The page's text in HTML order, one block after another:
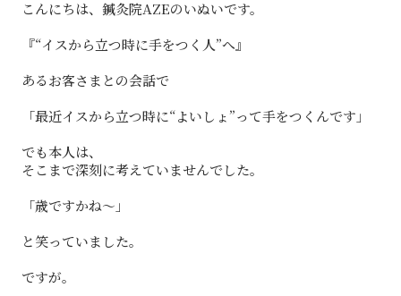
こんにちは、鍼灸院AZEのいぬいです。
『“イスから立つ時に手をつく人”へ』
あるお客さまとの会話で
「最近イスから立つ時に“よいしょ”って手をつくんです」
でも本人は、
そこまで深刻に考えていませんでした。
「歳ですかね〜」
と笑っていました。
ですが。